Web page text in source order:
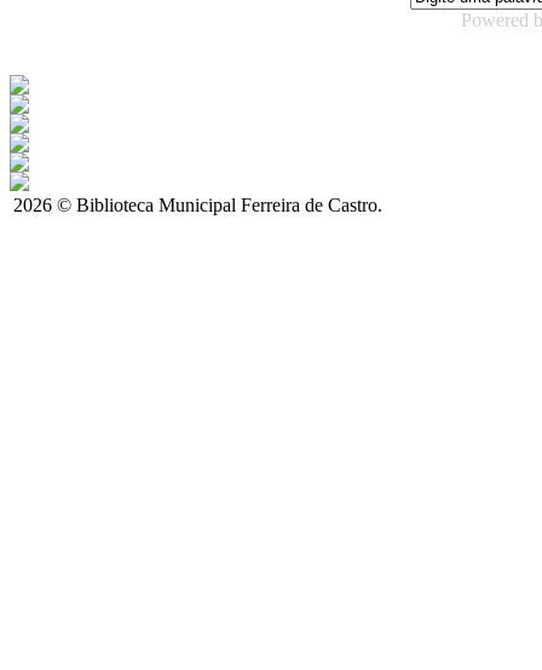
Powered
2026 © Biblioteca Municipal Ferreira de Castro.